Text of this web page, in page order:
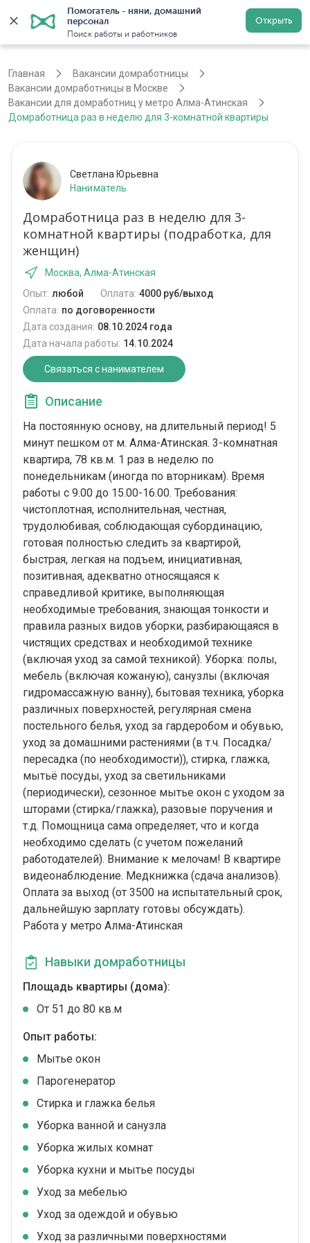
Помогатель - няни, домашний
персонал
Поиск работы и работников
Открыть
Регистрация
Главная
Вакансии домработницы
Вакансии домработницы в Москве
Вакансии для домработниц у метро Алма-Атинская
Домработница раз в неделю для 3-комнатной квартиры
Светлана Юрьевна
Наниматель
Домработница раз в неделю для 3-
комнатной квартиры (подработка, для
женщин)
Москва, Алма-Атинская
Опыт: любой Оплата: 4000 руб/выход
Оплата: по договоренности
Дата создания: 08.10.2024 года
Дата начала работы: 14.10.2024
Связаться с нанимателем
Описание
На постоянную основу, на длительный период! 5
минут пешком от м. Алма-Атинская. 3-комнатная
квартира, 78 кв.м. 1 раз в неделю по
понедельникам (иногда по вторникам). Время
работы с 9.00 до 15.00-16.00. Требования:
чистоплотная, исполнительная, честная,
трудолюбивая, соблюдающая субординацию,
готовая полностью следить за квартирой,
быстрая, легкая на подъем, инициативная,
позитивная, адекватно относящаяся к
справедливой критике, выполняющая
необходимые требования, знающая тонкости и
правила разных видов уборки, разбирающаяся в
чистящих средствах и необходимой технике
(включая уход за самой техникой). Уборка: полы,
мебель (включая кожаную), санузлы (включая
гидромассажную ванну), бытовая техника, уборка
различных поверхностей, регулярная смена
постельного белья, уход за гардеробом и обувью,
уход за домашними растениями (в т.ч. Посадка/
пересадка (по необходимости)), стирка, глажка,
мытьё посуды, уход за светильниками
(периодически), сезонное мытье окон с уходом за
шторами (стирка/глажка), разовые поручения и
т.д. Помощница сама определяет, что и когда
необходимо сделать (с учетом пожеланий
работодателей). Внимание к мелочам! В квартире
видеонаблюдение. Медкнижка (сдача анализов).
Оплата за выход (от 3500 на испытательный срок,
дальнейшую зарплату готовы обсуждать).
Работа у метро Алма-Атинская
Навыки домработницы
Площадь квартиры (дома):
От 51 до 80 кв.м
Опыт работы:
Мытье окон
Парогенератор
Стирка и глажка белья
Уборка ванной и санузла
Уборка жилых комнат
Уборка кухни и мытье посуды
Уход за мебелью
Уход за одеждой и обувью
Уход за различными поверхностями